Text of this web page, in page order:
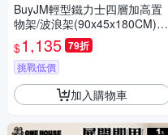
BuyJM輕型鐵力士四層加高置
物架/波浪架(90x45x180CM)-D
IY
$1,135 79折
挑戰低價
加入購物車